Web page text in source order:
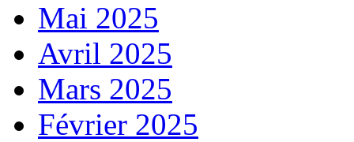
Mai 2025
Avril 2025
Mars 2025
Février 2025